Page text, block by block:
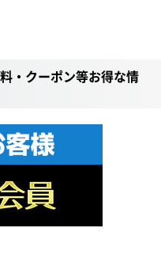
・クーポン等お得な情